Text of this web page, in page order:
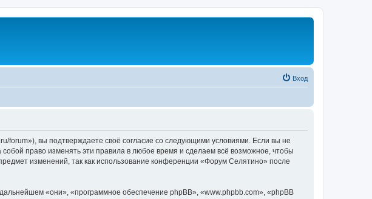
Вход
вы подтверждаете своё согласие со следующими условиями. Если вы не
право изменять эти правила в любое время и сделаем всё возможное, чтобы
изменений, так как использование конференции «Форум Селятино» после
«они», «программное обеспечение phpBB», «www.phpbb.com», «phpBB